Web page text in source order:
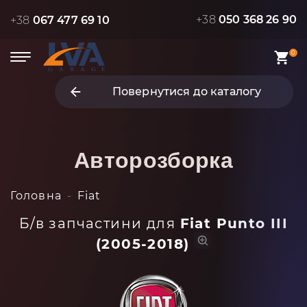
+38 067 477 69 10 +38 050 368 26 90
0
Повернутися до каталогу
Авторозборка
Головна Fiat
Б/в запчастини для Fiat Punto III
(2005-2018)